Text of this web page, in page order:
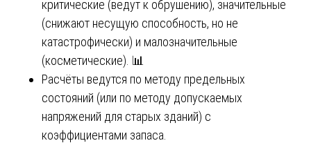
критические (ведут к обрушению), значительные
(снижают несущую способность, но не
катастрофически) и малозначительные
(косметические). 📊
Расчёты ведутся по методу предельных
состояний (или по методу допускаемых
напряжений для старых зданий) с
коэффициентами запаса.